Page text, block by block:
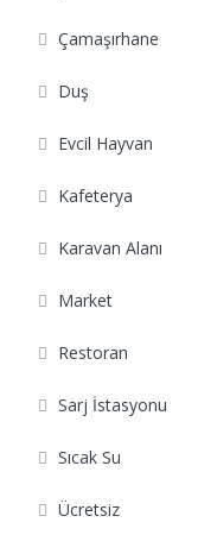
Çamaşırhane
Duş
Evcil Hayvan
Kafeterya
Karavan Alanı
Market
Restoran
Sarj İstasyonu
Sıcak Su
Ücretsiz